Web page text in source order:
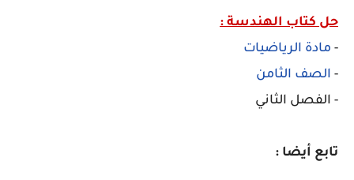
حل كتاب الهندسة :
- مادة الرياضيات
- الصف الثامن
- الفصل الثاني
تابع أيضا :